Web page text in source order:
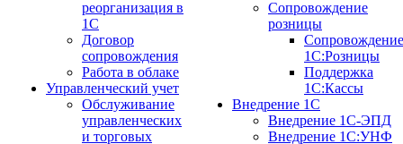
реорганизация в
1С
Договор
сопровождения
Работа в облаке
Управленческий учет
Обслуживание
управленческих
и торговых
Сопровождение
розницы
Сопровождение
1С:Розницы
Поддержка
1С:Кассы
Внедрение 1С
Внедрение 1С-ЭПД
Внедрение 1С:УНФ